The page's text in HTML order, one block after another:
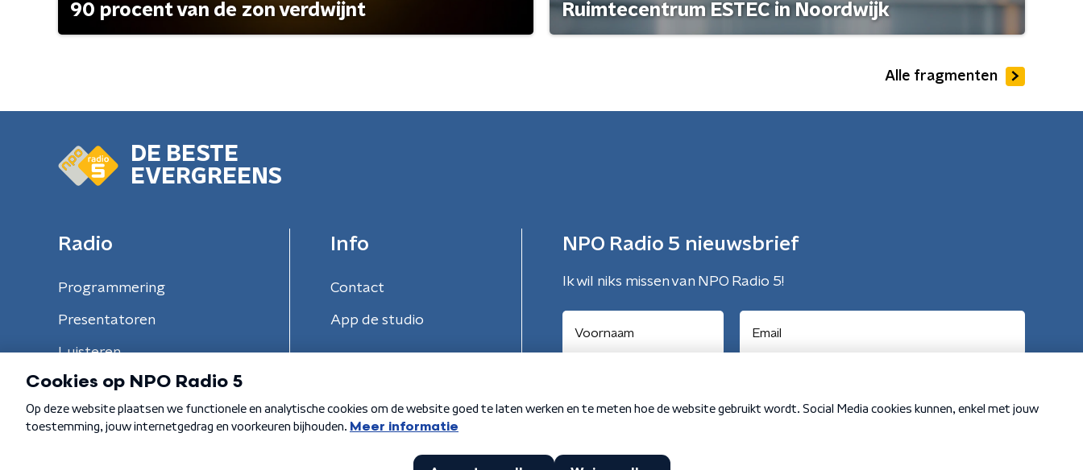
90 procent van de zon verdwijnt
Ruimtecentrum ESTEC in Noordwijk
Alle fragmenten
DE BESTE
EVERGREENS
Radio
Programmering
Presentatoren
Luisteren
Info
Contact
App de studio
NPO Radio 5 nieuwsbrief
Ik wil niks missen van NPO Radio 5!
Algemene voorwaarden Privacybeleid